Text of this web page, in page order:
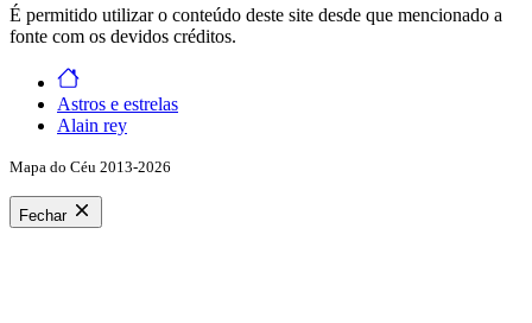
É permitido utilizar o conteúdo deste site desde que mencionado a
fonte com os devidos créditos.
Astros e estrelas
Alain rey
Mapa do Céu 2013-2026
Fechar